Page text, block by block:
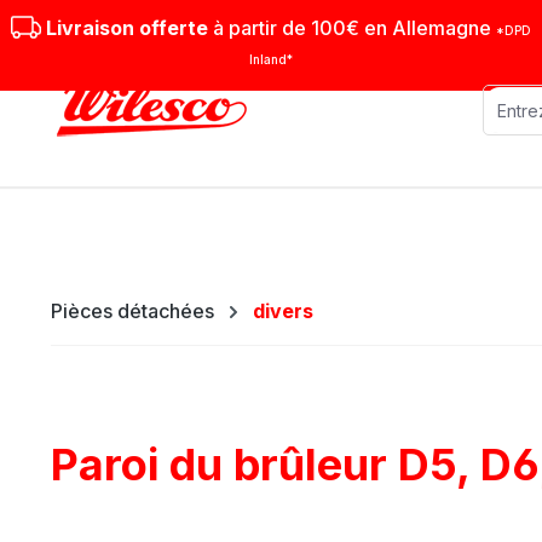
au contenu principal
Passer à la recherche
Passer à la navigation principale
Livraison offerte à partir de 100€ en Allemagne *DPD
Inland*
Pièces détachées divers
Paroi du brûleur D5,